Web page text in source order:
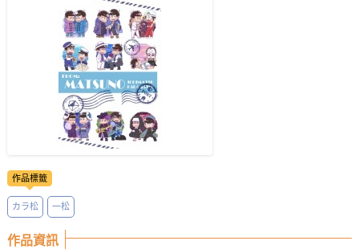
會員中心
註冊會員
登入
作品標籤
カラ松 一松
作品資訊